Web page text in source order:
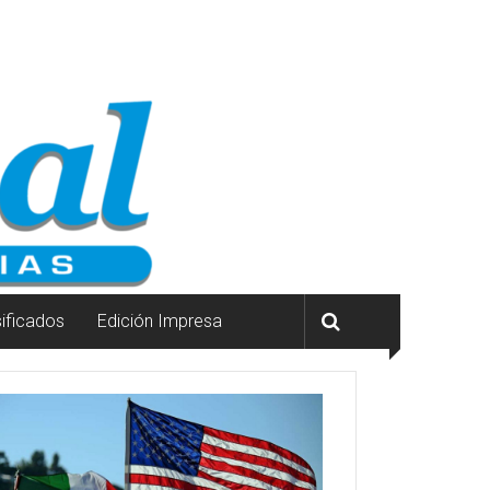
Edición Impresa